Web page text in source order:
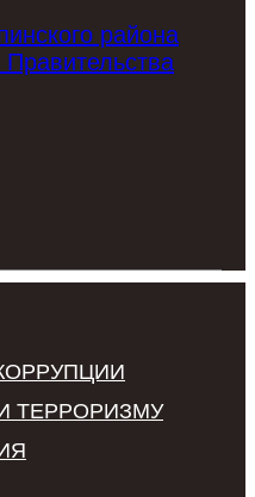
ТЕРРОРИЗМУ